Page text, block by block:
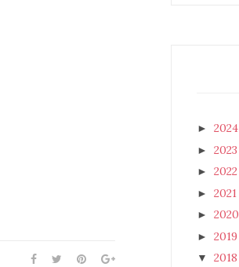
► 2024
► 2023
► 2022
► 2021
► 2020
► 2019
▼ 2018